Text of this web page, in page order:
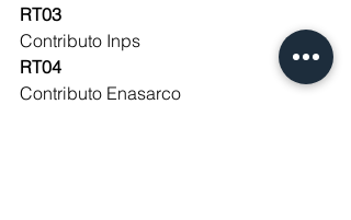
RT03
Contributo Inps
RT04
Contributo Enasarco